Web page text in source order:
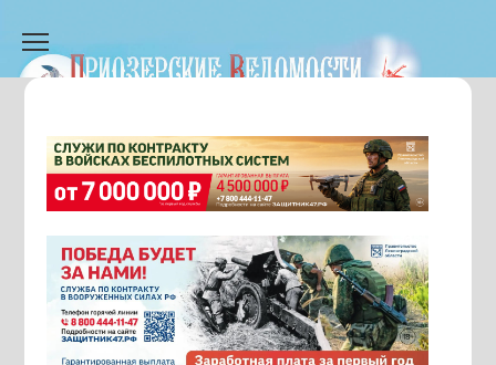
содержанию